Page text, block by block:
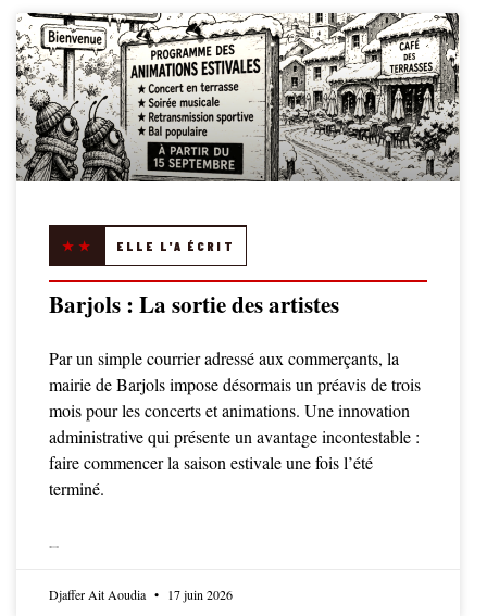
★★ ELLE L'A ÉCRIT
Barjols : La sortie des artistes
Par un simple courrier adressé aux commerçants, la
mairie de Barjols impose désormais un préavis de trois
mois pour les concerts et animations. Une innovation
administrative qui présente un avantage incontestable :
faire commencer la saison estivale une fois l’été
terminé.
Djaffer Ait Aoudia 17 juin 2026